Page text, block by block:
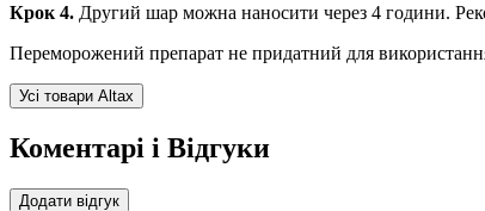
Крок 4. Другий шар можна наносити через 4 години.
Переморожений препарат не придатний для
Усі товари Altax
Коментарі і Відгуки
Додати відгук